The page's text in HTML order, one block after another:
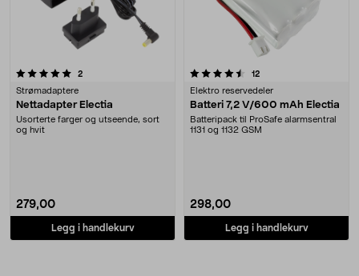
2anmeldelser
Strømadaptere
Nettadapter Electia
Usorterte farger og utseende, sort
og hvit
279,00
Legg i handlekurv
4.5 av 5 stjerner 12anmeldelser
Elektro reservedeler
Batteri 7,2 V/600 mAh Electia
Batteripack til ProSafe alarmsentral
1131 og 1132 GSM
298,00
Legg i handlekurv